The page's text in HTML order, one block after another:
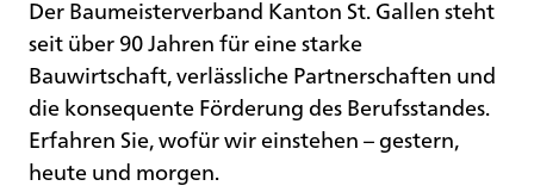
Der Baumeisterverband Kanton St. Gallen steht
seit über 90 Jahren für eine starke
Bauwirtschaft, verlässliche Partnerschaften und
die konsequente Förderung des Berufsstandes.
Erfahren Sie, wofür wir einstehen – gestern,
heute und morgen.